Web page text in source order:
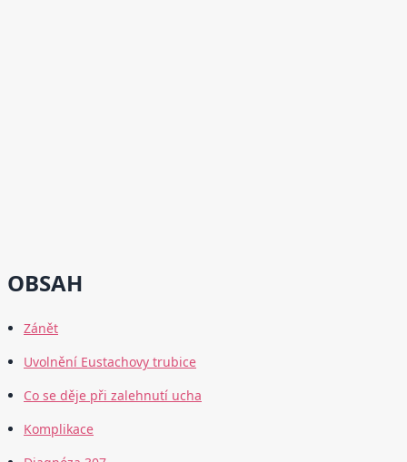
OBSAH
Zánět
Uvolnění Eustachovy trubice
Co se děje při zalehnutí ucha
Komplikace